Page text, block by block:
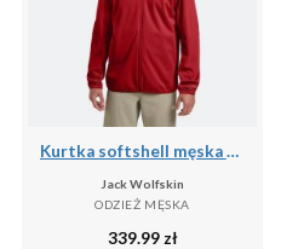
Kurtka softshell męska Jack Wolfskin Feldberg Hoody
Jack Wolfskin
ODZIEŻ MĘSKA
339.99 zł